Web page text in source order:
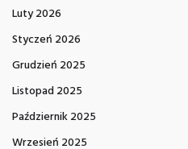
Luty 2026
Styczeń 2026
Grudzień 2025
Listopad 2025
Październik 2025
Wrzesień 2025